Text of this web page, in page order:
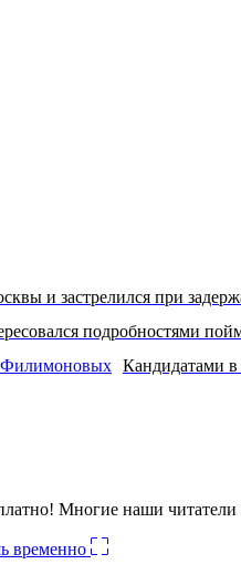
и застрелился при
подробностями
Кандидатами
Многие наши читатели